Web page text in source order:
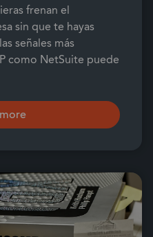
frenan el
sin que te hayas
señales más
como NetSuite puede